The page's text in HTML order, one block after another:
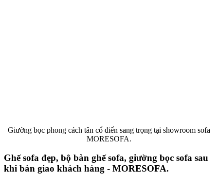
Giường bọc phong cách tân cổ điển sang trọng tại showroom sofa
MORESOFA.
Ghế sofa đẹp, bộ bàn ghế sofa, giường bọc sofa sau
khi bàn giao khách hàng - MORESOFA.